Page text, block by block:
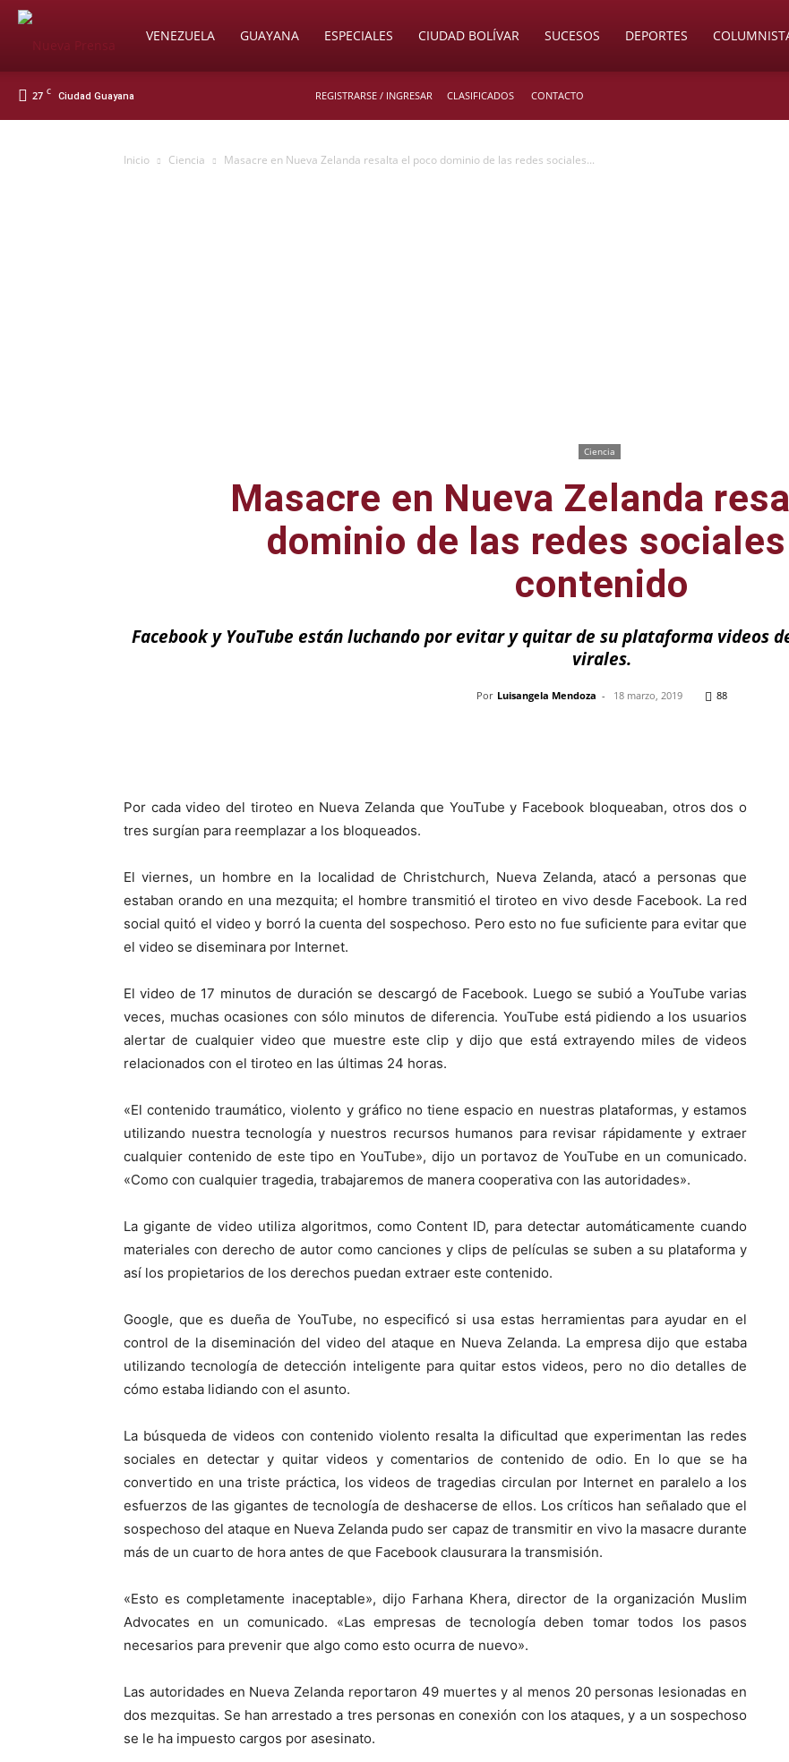
SoyVENEZUELA GUAYANA ESPECIALES CIUDAD BOLÍVAR SUCESOS DEPORTES
27 C Ciudad Guayana REGISTRARSE / INGRESAR CLASIFICADOS CONTACTO
Inicio Ciencia Masacre en Nueva Zelanda resalta el poco dominio de las redes sociales...
Ciencia
Masacre en Nueva Zelanda
dominio de las redes sociales
contenido
Facebook y YouTube están luchando por evitar y quitar de su plataforma videos
virales.
Por Luisangela Mendoza - 18 marzo, 2019 88
Por cada video del tiroteo en Nueva Zelanda que YouTube y Facebook bloqueaban, otros dos o
tres surgían para reemplazar a los bloqueados.
El viernes, un hombre en la localidad de Christchurch, Nueva Zelanda, atacó a personas que
estaban orando en una mezquita; el hombre transmitió el tiroteo en vivo desde Facebook. La red
social quitó el video y borró la cuenta del sospechoso. Pero esto no fue suficiente para evitar que
el video se diseminara por Internet.
El video de 17 minutos de duración se descargó de Facebook. Luego se subió a YouTube varias
veces, muchas ocasiones con sólo minutos de diferencia. YouTube está pidiendo a los usuarios
alertar de cualquier video que muestre este clip y dijo que está extrayendo miles de videos
relacionados con el tiroteo en las últimas 24 horas.
«El contenido traumático, violento y gráfico no tiene espacio en nuestras plataformas, y estamos
utilizando nuestra tecnología y nuestros recursos humanos para revisar rápidamente y extraer
cualquier contenido de este tipo en YouTube», dijo un portavoz de YouTube en un comunicado.
«Como con cualquier tragedia, trabajaremos de manera cooperativa con las autoridades».
La gigante de video utiliza algoritmos, como Content ID, para detectar automáticamente cuando
materiales con derecho de autor como canciones y clips de películas se suben a su plataforma y
así los propietarios de los derechos puedan extraer este contenido.
Google, que es dueña de YouTube, no especificó si usa estas herramientas para ayudar en el
control de la diseminación del video del ataque en Nueva Zelanda. La empresa dijo que estaba
utilizando tecnología de detección inteligente para quitar estos videos, pero no dio detalles de
cómo estaba lidiando con el asunto.
La búsqueda de videos con contenido violento resalta la dificultad que experimentan las redes
sociales en detectar y quitar videos y comentarios de contenido de odio. En lo que se ha
convertido en una triste práctica, los videos de tragedias circulan por Internet en paralelo a los
esfuerzos de las gigantes de tecnología de deshacerse de ellos. Los críticos han señalado que el
sospechoso del ataque en Nueva Zelanda pudo ser capaz de transmitir en vivo la masacre durante
más de un cuarto de hora antes de que Facebook clausurara la transmisión.
«Esto es completamente inaceptable», dijo Farhana Khera, director de la organización Muslim
Advocates en un comunicado. «Las empresas de tecnología deben tomar todos los pasos
necesarios para prevenir que algo como esto ocurra de nuevo».
Las autoridades en Nueva Zelanda reportaron 49 muertes y al menos 20 personas lesionadas en
dos mezquitas. Se han arrestado a tres personas en conexión con los ataques, y a un sospechoso
se le ha impuesto cargos por asesinato.